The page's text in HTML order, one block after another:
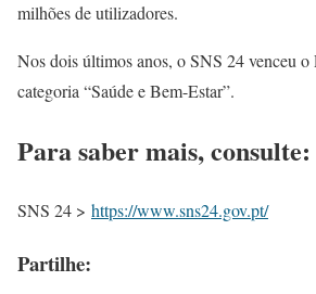
milhões de utilizadores.
Nos dois últimos anos, o SNS 24 venceu
categoria “Saúde e Bem-Estar”.
Para saber mais, consulte:
SNS 24 > https://www.sns24.gov.pt/
Partilhe: